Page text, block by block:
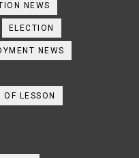
NEWS
ELECTION
NEWS
LESSON